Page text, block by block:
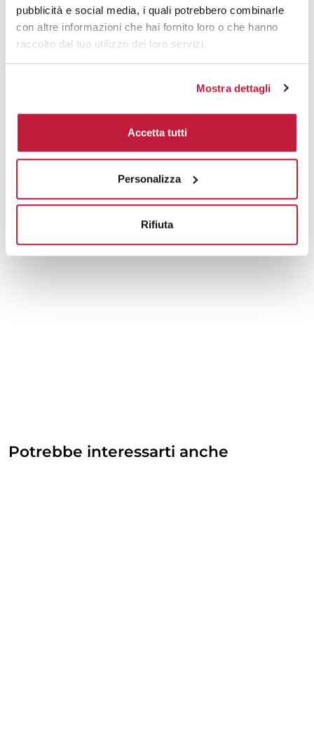
pubblicità e social media, i quali potrebbero combinarle
con altre informazioni che hai fornito loro o che hanno
raccolto dal tuo utilizzo dei loro servizi.
Mostra dettagli
Accetta tutti
Personalizza
Rifiuta
Potrebbe interessarti anche